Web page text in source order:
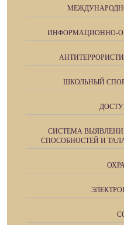
ИНФОРМАЦИОННО-
ШКОЛЬНЫЙ
СИСТЕМА
СПОСОБНОСТЕЙ И